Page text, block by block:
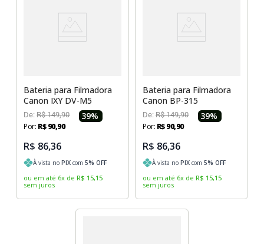
Bateria para Filmadora
Canon IXY DV-M5
De:R$ 149,90 39%
Por: R$ 90,90
R$ 86,36
À vista noPIX com5% OFF
ou em até 6x de R$ 15,15
sem juros
Bateria para Filmadora
Canon BP-315
De: R$ 149,90 39%
Por: R$90,90
R$ 86,36
À vista no PIX com 5% OFF
ou em até 6x de R$ 15,15
sem juros